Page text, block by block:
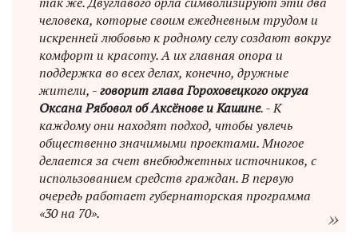
человека, которые своим ежедневным трудом и
искренней любовью к родному селу создают вокруг
комфорт и красоту. А их главная опора и
поддержка во всех делах, конечно, дружные
жители, -говорит глава Гороховецкого округа
Оксана Рябовол об Аксёнове и Кашине. - К
каждому они находят подход, чтобы увлечь
общественно значимыми проектами. Многое
делается за счет внебюджетных источников, с
использованием средств граждан. В первую
очередь работает губернаторская программа
«30 на 70».